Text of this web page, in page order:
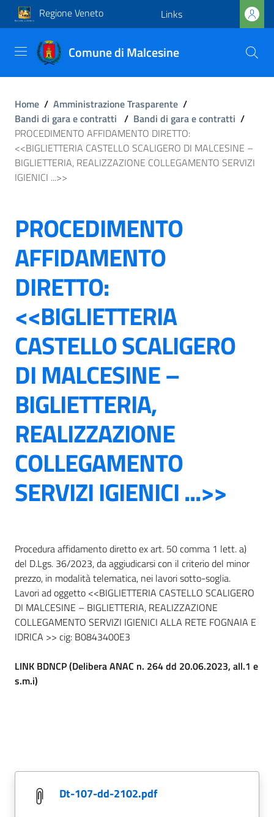
Regione Veneto Links
Comune di Malcesine
Home / Amministrazione Trasparente /
Bandi di gara e contratti / Bandi di gara e contratti /
PROCEDIMENTO AFFIDAMENTO DIRETTO:
<<BIGLIETTERIA CASTELLO SCALIGERO DI MALCESINE –
BIGLIETTERIA, REALIZZAZIONE COLLEGAMENTO SERVIZI
IGIENICI ...>>
PROCEDIMENTO
AFFIDAMENTO
DIRETTO:
<<BIGLIETTERIA
CASTELLO SCALIGERO
DI MALCESINE –
BIGLIETTERIA,
REALIZZAZIONE
COLLEGAMENTO
SERVIZI IGIENICI ...>>
Procedura affidamento diretto ex art. 50 comma 1 lett. a)
del D.Lgs. 36/2023, da aggiudicarsi con il criterio del minor
prezzo, in modalità telematica, nei lavori sotto-soglia.
Lavori ad oggetto <<BIGLIETTERIA CASTELLO SCALIGERO
DI MALCESINE – BIGLIETTERIA, REALIZZAZIONE
COLLEGAMENTO SERVIZI IGIENICI ALLA RETE FOGNAIA E
IDRICA >> cig: B0843400E3
LINK BDNCP (Delibera ANAC n. 264 dd 20.06.2023, all.1 e
s.m.i)
dt-107-dd-2102.pdf